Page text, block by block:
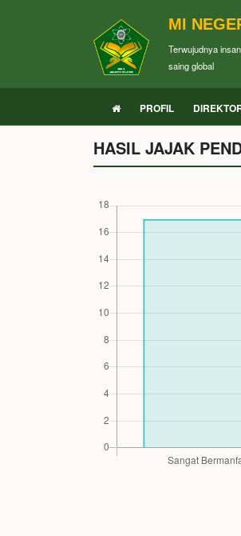
MI
Terwujudnya
saing global
PROFIL
HASIL JAJAK